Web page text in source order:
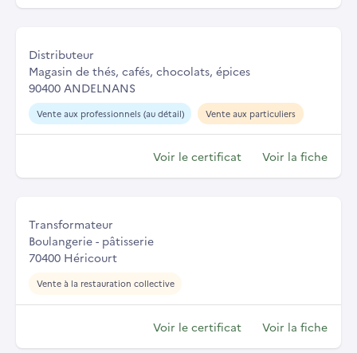
Distributeur
Magasin de thés, cafés, chocolats, épices
90400 ANDELNANS
Vente aux professionnels (au détail) Vente aux particuliers
Voir le certificat Voir la fiche
Transformateur
Boulangerie - pâtisserie
70400 Héricourt
Vente à la restauration collective
Voir le certificat Voir la fiche